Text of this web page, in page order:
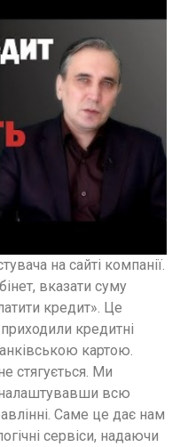
на сайті компанії.
вказати суму
кредит». Це
кредитні
картою.
стягується. Ми
всю
Саме це дає нам
сервіси, надаючи